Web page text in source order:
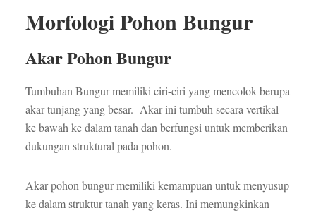
Morfologi Pohon Bungur
Akar Pohon Bungur
Tumbuhan Bungur memiliki ciri-ciri yang mencolok berupa
akar tunjang yang besar. Akar ini tumbuh secara vertikal
ke bawah ke dalam tanah dan berfungsi untuk memberikan
dukungan struktural pada pohon.
Akar pohon bungur memiliki kemampuan untuk menyusup
ke dalam struktur tanah yang keras. Ini memungkinkan